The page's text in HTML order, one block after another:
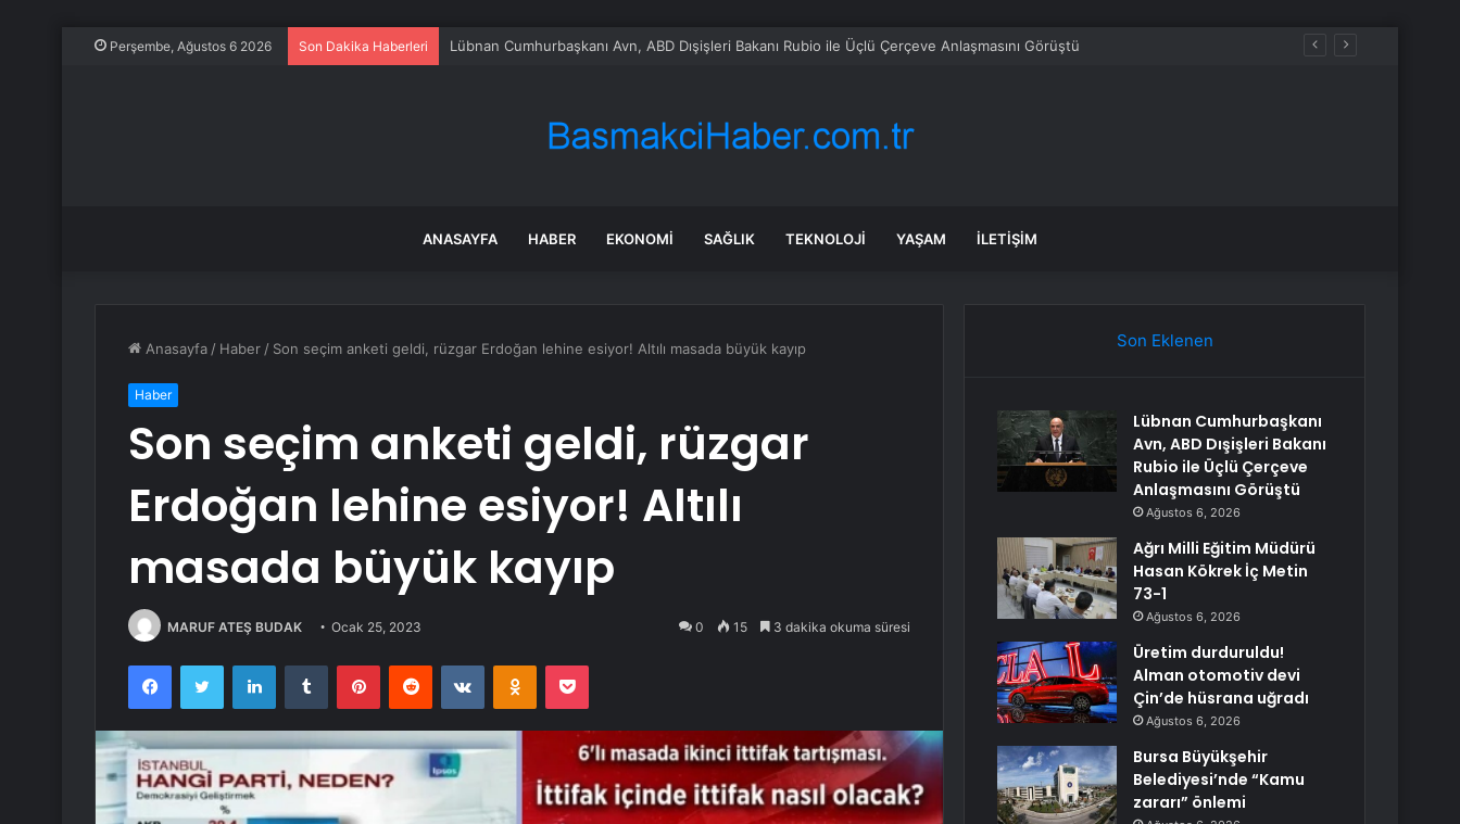
Perşembe, Ağustos 6 2026 Son Dakika Haberleri Ağrı Milli Eğitim Müdürü Hasan Kökrek İç Metin 73-1
ANASAYFA HABER EKONOMI SAĞLIK TEKNOLOJI YAŞAM İLETIŞIM
Anasayfa / Haber / Son seçim anketi geldi, rüzgar Erdoğan lehine esiyor! Altılı masada büyük kayıp
Haber
Son seçim anketi geldi, rüzgar
Erdoğan lehine esiyor! Altılı
masada büyük kayıp
MARUF ATEŞ BUDAK Ocak 25, 2023 0 15 3 dakika okuma süresi
FacebookTwitter LinkedInTumblr PinterestReddit VKontakteOdnoklassniki
Pocket
Son Eklenen
Lübnan Cumhurbaşkanı
Avn, ABD Dışişleri Bakanı
Rubio ile Üçlü Çerçeve
Anlaşmasını Görüştü
Ağustos 6, 2026
Ağrı Milli Eğitim Müdürü
Hasan Kökrek İç Metin
73-1
Ağustos 6, 2026
Üretim durduruldu!
Alman otomotiv devi
Çin’de hüsrana uğradı
Ağustos 6, 2026
Bursa Büyükşehir
Belediyesi’nde “Kamu
zararı” önlemi